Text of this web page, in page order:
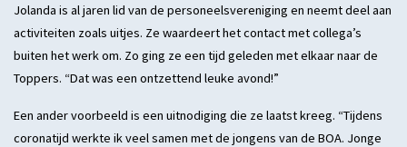
Jolanda is al jaren lid van de personeelsvereniging en neemt deel aan
activiteiten zoals uitjes. Ze waardeert het contact met collega’s
buiten het werk om. Zo ging ze een tijd geleden met elkaar naar de
Toppers. “Dat was een ontzettend leuke avond!”
Een ander voorbeeld is een uitnodiging die ze laatst kreeg. “Tijdens
coronatijd werkte ik veel samen met de jongens van de BOA. Jonge